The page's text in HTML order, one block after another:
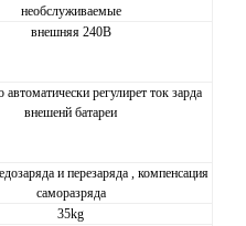
необслуживаемые
внешняя 240В
автоматически регулирет ток зарда
внешенй батареи
и перезаряда , компенсация
саморазряда
35kg